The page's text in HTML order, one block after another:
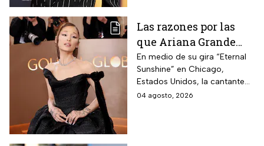
Las razones por las
que Ariana Grande
hará una pausa en su
carrera
En medio de su gira “Eternal
Sunshine” en Chicago,
Estados Unidos, la cantante
informó a sus fanáticos que
04 agosto, 2026